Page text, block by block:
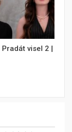
visel 2 |